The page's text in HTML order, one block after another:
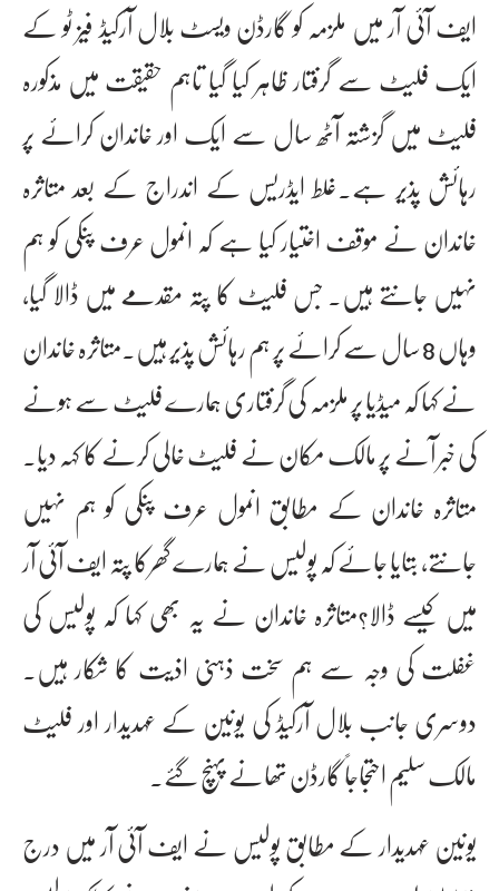
ایف آئی آر میں ملزمہ کو گارڈن ویسٹ بلال آرکیڈ فیز ٹو کے
ایک فلیٹ سے گرفتار ظاہر کیا گیا تاہم حقیقت میں مذکورہ
فلیٹ میں گزشتہ آٹھ سال سے ایک اور خاندان کرائے پر
رہائش پذیر ہے۔غلط ایڈریس کے اندراج کے بعد متاثرہ
خاندان نے موقف اختیار کیا ہے کہ انمول عرف پنکی کو ہم
نہیں جانتے ہیں۔ جس فلیٹ کا پتہ مقدمے میں ڈالا گیا،
وہاں 8 سال سے کرائے پر ہم رہائش پذیر ہیں۔متاثرہ خاندان
نے کہا کہ میڈیا پر ملزمہ کی گرفتاری ہمارے فلیٹ سے ہونے
کی خبر آنے پر مالک مکان نے فلیٹ خالی کرنے کا کہہ دیا۔
متاثرہ خاندان کے مطابق انمول عرف پنکی کو ہم نہیں
جانتے، بتایا جائے کہ پولیس نے ہمارے گھرکا پتہ ایف آئی آر
میں کیسے ڈالا؟متاثرہ خاندان نے یہ بھی کہا کہ پولیس کی
غفلت کی وجہ سے ہم سخت ذہنی اذیت کا شکار ہیں۔
دوسری جانب بلال آرکیڈ کی یونین کے عہدیدار اور فلیٹ
مالک سلیم احتجاجاً گارڈن تھانے پہنچ گئے۔
یونین عہدیدار کے مطابق پولیس نے ایف آئی آر میں درج